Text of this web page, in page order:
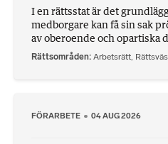
I en rättsstat är det
medborgare kan få sin sak
av oberoende och opartiska
Rättsområden Arbetsrätt,
FÖRARBETE 04 AUG 2026